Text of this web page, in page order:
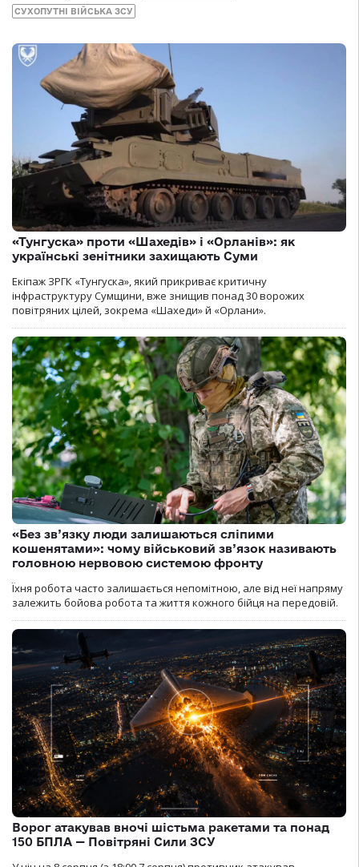
СУХОПУТНІ ВІЙСЬКА ЗСУ
«Тунгуска» проти «Шахедів» і «Орланів»: як
українські зенітники захищають Суми
Екіпаж ЗРГК «Тунгуска», який прикриває критичну
інфраструктуру Сумщини, вже знищив понад 30 ворожих
повітряних цілей, зокрема «Шахеди» й «Орлани».
«Без зв’язку люди залишаються сліпими
кошенятами»: чому військовий зв’язок називають
головною нервовою системою фронту
Їхня робота часто залишається непомітною, але від неї напряму
залежить бойова робота та життя кожного бійця на передовій.
Ворог атакував вночі шістьма ракетами та понад
150 БПЛА — Повітряні Сили ЗСУ